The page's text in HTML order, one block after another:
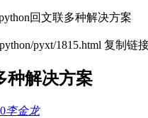
回文联多种解决方案
pyxt/1815.html 复制链
种解决方案
李金龙